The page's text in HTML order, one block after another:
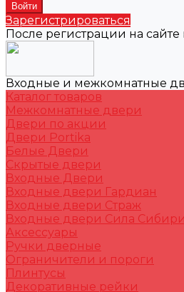
Зарегистрироваться
После регистрации на
Входные и межкомнатные
Каталог товаров
Межкомнатные двери
Двери по акции
Двери Portika
Белые Двери
Скрытые двери
Входные Двери
Входные двери Гардиан
Входные двери Страж
Входные двери Сила Сибири
Аксессуары
Ручки дверные
Ограничители и пороги
Плинтусы
Декоративные рейки